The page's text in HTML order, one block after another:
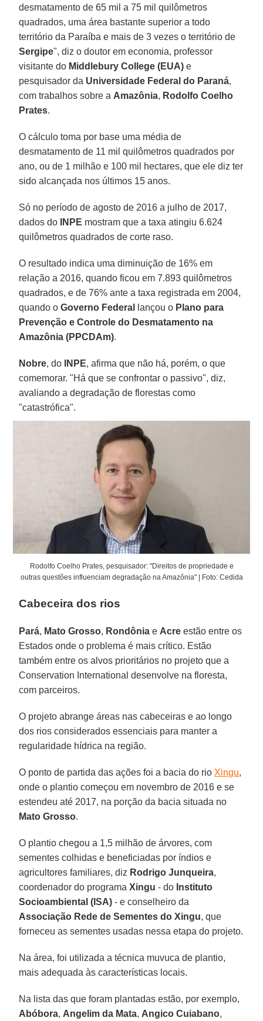
desmatamento de 65 mil a 75 mil quilômetros
quadrados, uma área bastante superior a todo
território da Paraíba e mais de 3 vezes o território de
Sergipe", diz o doutor em economia, professor
visitante do Middlebury College (EUA) e
pesquisador da Universidade Federal do Paraná,
com trabalhos sobre a Amazônia, Rodolfo Coelho
Prates.
O cálculo toma por base uma média de
desmatamento de 11 mil quilômetros quadrados por
ano, ou de 1 milhão e 100 mil hectares, que ele diz ter
sido alcançada nos últimos 15 anos.
Só no período de agosto de 2016 a julho de 2017,
dados do
INPE mostram que a taxa atingiu 6.624
quilômetros quadrados de corte raso.
O resultado indica uma diminuição de 16% em
relação a 2016, quando ficou em 7.893 quilômetros
quadrados, e de 76% ante a taxa registrada em 2004,
quando oGoverno Federal lançou o Plano para
Prevenção e Controle do Desmatamento na
Amazônia (PPCDAm).
Nobre, do INPE, afirma que não há, porém, o que
comemorar. "Há que se confrontar o passivo", diz,
avaliando a degradação de florestas como
"catastrófica".
Rodolfo Coelho Prates, pesquisador: "Direitos de propriedade e
outras questões influenciam degradação na Amazônia" | Foto: Cedida
Cabeceira dos rios
Pará, Mato Grosso, Rondônia eAcre estão entre os
Estados onde o problema é mais crítico. Estão
também entre os alvos prioritários no projeto que a
Conservation International desenvolve na floresta,
com parceiros.
O projeto abrange áreas nas cabeceiras e ao longo
dos rios considerados essenciais para manter a
regularidade hídrica na região.
O ponto de partida das ações foi a bacia do rioXingu,
onde o plantio começou em novembro de 2016 e se
estendeu até 2017, na porção da bacia situada no
Mato Grosso.
O plantio chegou a 1,5 milhão de árvores, com
sementes colhidas e beneficiadas por índios e
agricultores familiares, diz Rodrigo Junqueira,
coordenador do programaXingu - do Instituto
Socioambiental (ISA) - e conselheiro da
Associação Rede de Sementes do Xingu, que
forneceu as sementes usadas nessa etapa do projeto.
Na área, foi utilizada a técnica muvuca de plantio,
mais adequada às características locais.
Na lista das que foram plantadas estão, por exemplo,
Abóbora,Angelim da Mata,Angico Cuiabano,